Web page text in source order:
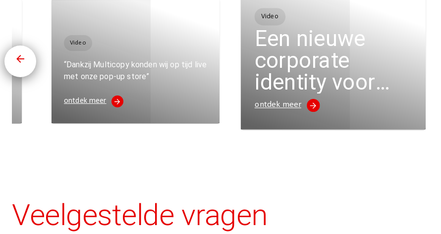
Video
“Dankzij Multicopy konden wij op tijd live
met onze pop-up store”
ontdek meer
Video
Een nieuwe
corporate
identity voor
Quality Contact
ontdek meer
Veelgestelde vragen